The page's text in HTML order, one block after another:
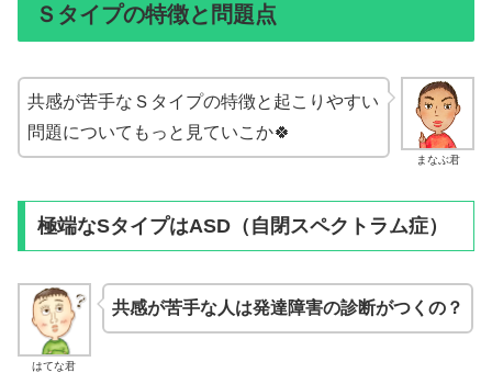
Ｓタイプの特徴と問題点
まなぶ君
共感が苦手なＳタイプの特徴と起こりやすい
問題についてもっと見ていこか🍀
極端なSタイプはASD（自閉スペクトラム症）
はてな君
共感が苦手な人は発達障害の診断がつくの？